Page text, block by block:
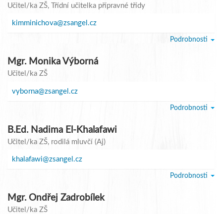
Učitel/ka ZŠ, Třídní učitelka přípravné třídy
kimminichova@zsangel.cz
Podrobnosti
Mgr. Monika Výborná
Učitel/ka ZŠ
vyborna@zsangel.cz
Podrobnosti
B.Ed. Nadima El-Khalafawi
Učitel/ka ZŠ, rodilá mluvčí (Aj)
khalafawi@zsangel.cz
Podrobnosti
Mgr. Ondřej Zadrobílek
Učitel/ka ZŠ